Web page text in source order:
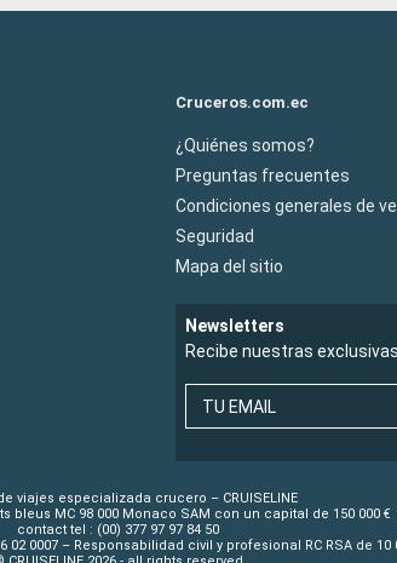
Cruceros.com.ec
¿Quiénes somos?
Preguntas frecuentes
Condiciones generales de
Seguridad
Mapa del sitio
Newsletters
Recibe nuestras
TU EMAIL
viajes especializada crucero – CRUISELINE
bleus MC 98 000 Monaco SAM con un capital de 150 000 €
contact tel : (00) 377 97 97 84 50
0007 – Responsabilidad civil y profesional RC RSA de 10